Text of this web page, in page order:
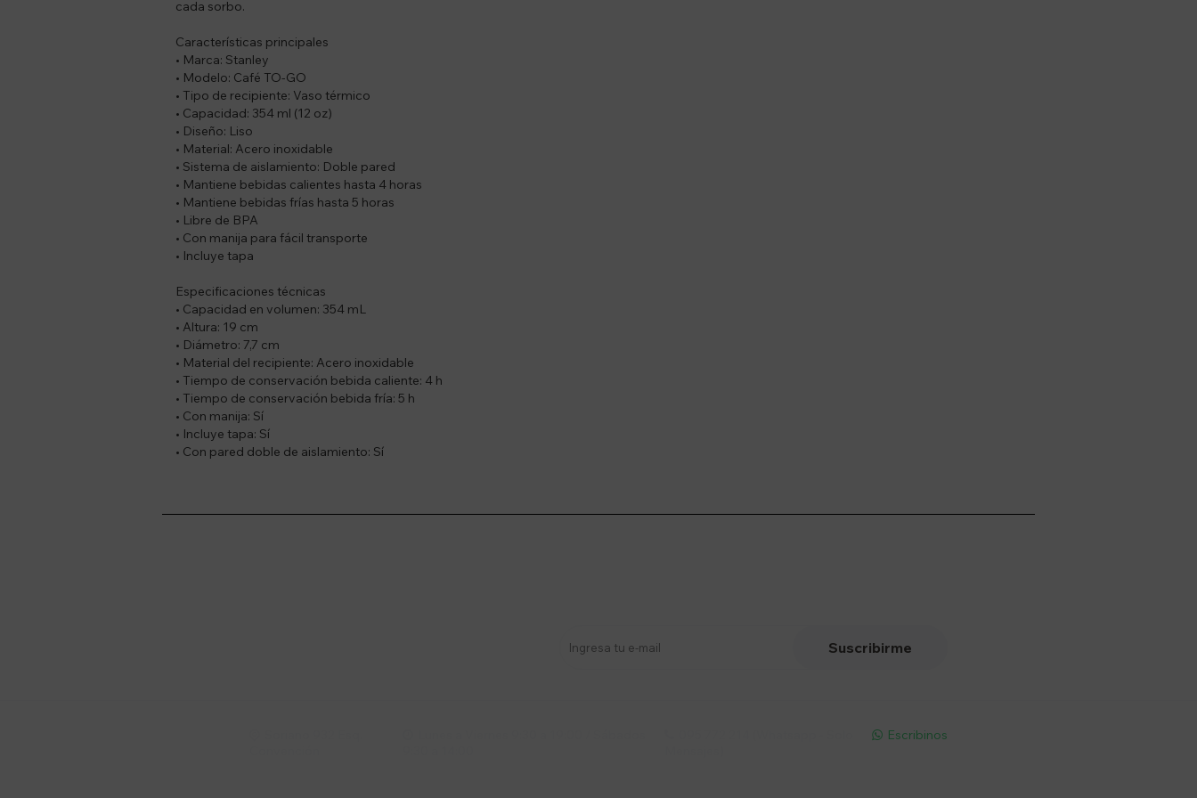
cada sorbo.
Características principales
• Marca: Stanley
• Modelo: Café TO-GO
• Tipo de recipiente: Vaso térmico
• Capacidad: 354 ml (12 oz)
• Diseño: Liso
• Material: Acero inoxidable
• Sistema de aislamiento: Doble pared
• Mantiene bebidas calientes hasta 4 horas
• Mantiene bebidas frías hasta 5 horas
• Libre de BPA
• Con manija para fácil transporte
• Incluye tapa
Especificaciones técnicas
• Capacidad en volumen: 354 mL
• Altura: 19 cm
• Diámetro: 7,7 cm
• Material del recipiente: Acero inoxidable
• Tiempo de conservación bebida caliente: 4 h
• Tiempo de conservación bebida fría: 5 h
• Con manija: Sí
• Incluye tapa: Sí
• Con pared doble de aislamiento: Sí
Suscribirme
 Escribinos